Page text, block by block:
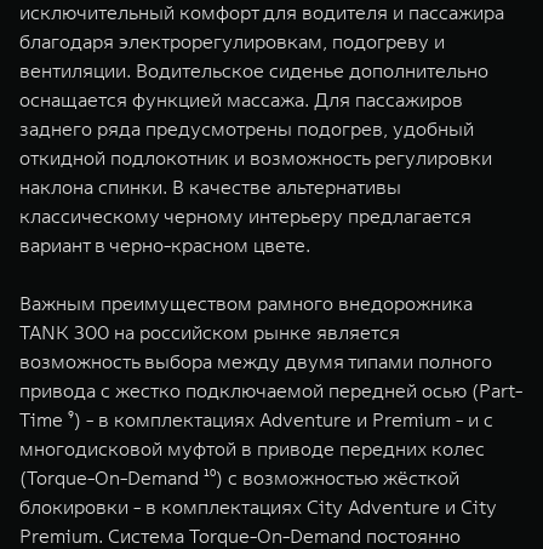
исключительный комфорт для водителя и пассажира
благодаря электрорегулировкам, подогреву и
вентиляции. Водительское сиденье дополнительно
оснащается функцией массажа. Для пассажиров
заднего ряда предусмотрены подогрев, удобный
откидной подлокотник и возможность регулировки
наклона спинки. В качестве альтернативы
классическому черному интерьеру предлагается
вариант в черно-красном цвете.
Важным преимуществом рамного внедорожника
TANK 300 на российском рынке является
возможность выбора между двумя типами полного
привода с жестко подключаемой передней осью (Part-
Time ⁹) - в комплектациях Adventure и Premium - и с
многодисковой муфтой в приводе передних колес
(Torque-On-Demand ¹⁰) с возможностью жёсткой
блокировки - в комплектациях City Adventure и City
Premium. Система Torque-On-Demand постоянно